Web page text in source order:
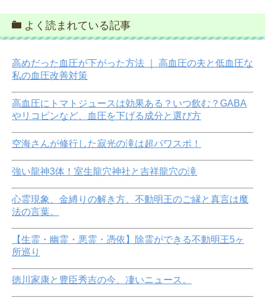
よく読まれている記事
高めだった血圧が下がった方法 ｜ 高血圧の夫と低血圧な
私の血圧改善対策
高血圧にトマトジュースは効果ある？いつ飲む？GABA
やリコピンなど、血圧を下げる成分と選び方
空海さんが修行した寂光の滝は超パワスポ！
強い龍神3体！室生龍穴神社と吉祥龍穴の滝
心霊現象、金縛りの解き方、不動明王のご縁と真言は魔
法の言葉。
【生霊・幽霊・悪霊・憑依】除霊ができる不動明王5ヶ
所巡り
徳川家康と豊臣秀吉の今、凄いニュース。